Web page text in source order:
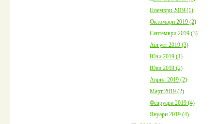
Ноември 2019 (1)
Октомври 2019 (2)
Септември 2019 (3)
Август 2019 (3)
Юли 2019 (1)
Юни 2019 (2)
Април 2019 (2)
Март 2019 (2)
Февруари 2019 (4)
Януари 2019 (4)